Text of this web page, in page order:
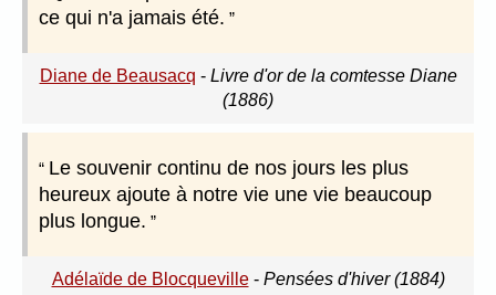
ce qui n'a jamais été.
Diane de Beausacq - Livre d'or de la comtesse Diane
(1886)
Le souvenir continu de nos jours les plus
heureux ajoute à notre vie une vie beaucoup
plus longue.
Adélaïde de Blocqueville- Pensées d'hiver (1884)